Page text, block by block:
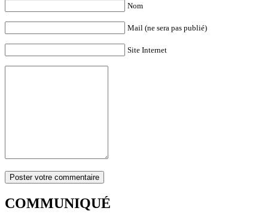
Nom
Mail (ne sera pas publié)
Site Internet
COMMUNIQUÉ